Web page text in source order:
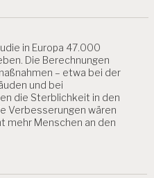
in Europa 47.000
Die Berechnungen
– etwa bei der
und bei
die Sterblichkeit in den
Verbesserungen wären
mehr Menschen an den